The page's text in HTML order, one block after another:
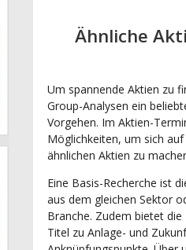
Ähnliche
Um spannende Aktien zu
Group-Analysen ein
Vorgehen. Im Aktien-
Möglichkeiten, um sich auf
ähnlichen Aktien zu
Eine Basis-Recherche ist
aus dem gleichen Sektor
Branche. Zudem bietet
Titel zu Anlage- und